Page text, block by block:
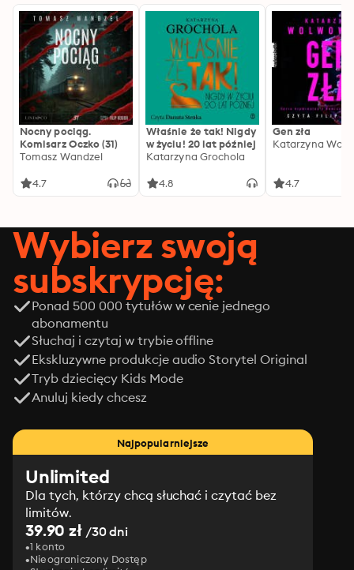
Nocny pociąg.
Komisarz Oczko (31)
Tomasz Wandzel
4.7
Właśnie że tak! Nigdy
w życiu! 20 lat później
Katarzyna Grochola
4.8
Gen zła
Katarzyna
4.7
Wybierz swoją
subskrypcję:
Ponad 500 000 tytułów w cenie jednego
abonamentu
Słuchaj i czytaj w trybie offline
Ekskluzywne produkcje audio Storytel Original
Tryb dziecięcy Kids Mode
Anuluj kiedy chcesz
Najpopularniejsze
Unlimited
Dla tych, którzy chcą słuchać i czytać bez
limitów.
39.90 zł/30 dni
1 konto
Nieograniczony Dostęp